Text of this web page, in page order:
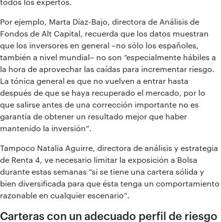
Por ejemplo, Marta Díaz-Bajo, directora de Análisis de
Fondos de Alt Capital, recuerda que los datos muestran
que los inversores en general –no sólo los españoles,
también a nivel mundial– no son “especialmente hábiles a
la hora de aprovechar las caídas para incrementar riesgo.
La tónica general es que no vuelven a entrar hasta
después de que se haya recuperado el mercado, por lo
que salirse antes de una corrección importante no es
garantía de obtener un resultado mejor que haber
mantenido la inversión”.
Tampoco Natalia Aguirre, directora de análisis y estrategia
de Renta 4, ve necesario limitar la exposición a Bolsa
durante estas semanas “si se tiene una cartera sólida y
bien diversificada para que ésta tenga un comportamiento
razonable en cualquier escenario”.
Carteras con un adecuado perfil de riesgo